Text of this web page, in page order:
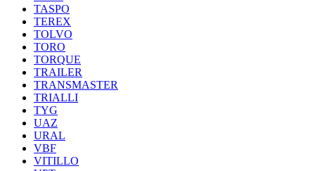
TASPO
TEREX
TOLVO
TORO
TORQUE
TRAILER
TRANSMASTER
TRIALLI
TYG
UAZ
URAL
VBF
VITILLO